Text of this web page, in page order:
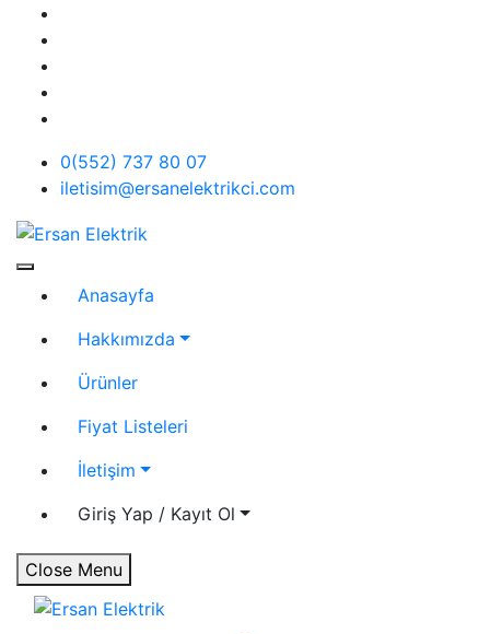
content
0(552) 737 80 07
iletisim@ersanelektrikci.com
Ersan Elektrik
Elektrik | Otomasyon
Anasayfa
Hakkımızda
Ürünler
Fiyat Listeleri
İletişim
Giriş Yap / Kayıt Ol
Close Menu